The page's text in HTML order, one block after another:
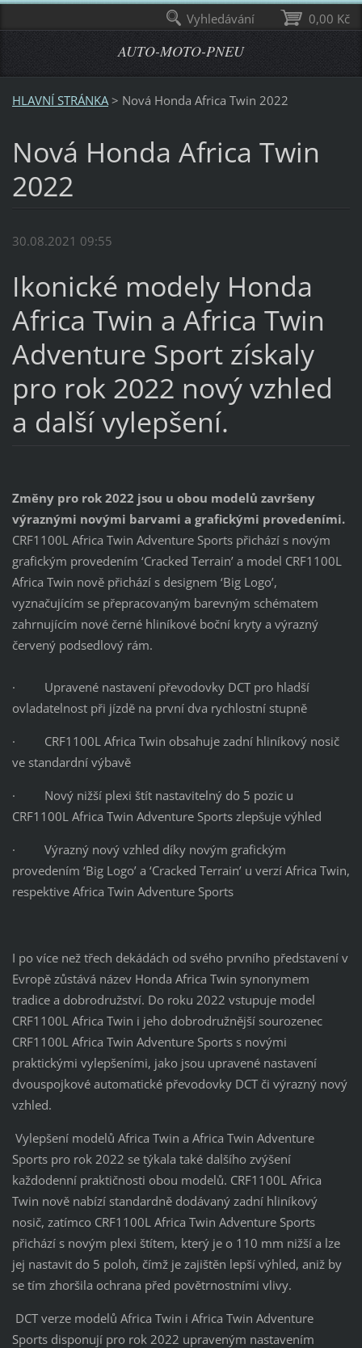
AUTO-MOTO-PNEU
HLAVNÍ STRÁNKA > Nová Honda Africa Twin 2022
Nová Honda Africa Twin
2022
30.08.2021 09:55
Ikonické modely Honda
Africa Twin a Africa Twin
Adventure Sport získaly
pro rok 2022 nový vzhled
a další vylepšení.
Změny pro rok 2022 jsou u obou modelů završeny
výraznými novými barvami a grafickými provedeními.
CRF1100L Africa Twin Adventure Sports přichází s novým
grafickým provedením ‘Cracked Terrain’ a model CRF1100L
Africa Twin nově přichází s designem ‘Big Logo’,
vyznačujícím se přepracovaným barevným schématem
zahrnujícím nové černé hliníkové boční kryty a výrazný
červený podsedlový rám.
· Upravené nastavení převodovky DCT pro hladší
ovladatelnost při jízdě na první dva rychlostní stupně
· CRF1100L Africa Twin obsahuje zadní hliníkový nosič
ve standardní výbavě
· Nový nižší plexi štít nastavitelný do 5 pozic u
CRF1100L Africa Twin Adventure Sports zlepšuje výhled
· Výrazný nový vzhled díky novým grafickým
provedením ‘Big Logo’ a ‘Cracked Terrain’ u verzí Africa Twin,
respektive Africa Twin Adventure Sports
I po více než třech dekádách od svého prvního představení v
Evropě zůstává název Honda Africa Twin synonymem
tradice a dobrodružství. Do roku 2022 vstupuje model
CRF1100L Africa Twin i jeho dobrodružnější sourozenec
CRF1100L Africa Twin Adventure Sports s novými
praktickými vylepšeními, jako jsou upravené nastavení
dvouspojkové automatické převodovky DCT či výrazný nový
vzhled.
Vylepšení modelů Africa Twin a Africa Twin Adventure
Sports pro rok 2022 se týkala také dalšího zvýšení
každodenní praktičnosti obou modelů. CRF1100L Africa
Twin nově nabízí standardně dodávaný zadní hliníkový
nosič, zatímco CRF1100L Africa Twin Adventure Sports
přichází s novým plexi štítem, který je o 110 mm nižší a lze
jej nastavit do 5 poloh, čímž je zajištěn lepší výhled, aniž by
se tím zhoršila ochrana před povětrnostními vlivy.
DCT verze modelů Africa Twin i Africa Twin Adventure
Sports disponují pro rok 2022 upraveným nastavením
0,00 Kč
Vyhledávání